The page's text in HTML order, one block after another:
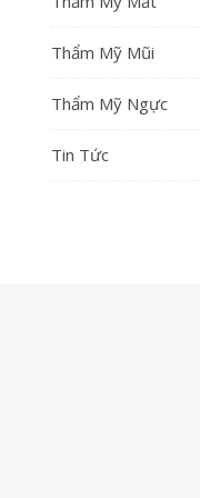
Thẩm Mỹ Mũi
Thẩm Mỹ Ngực
Tin Tức